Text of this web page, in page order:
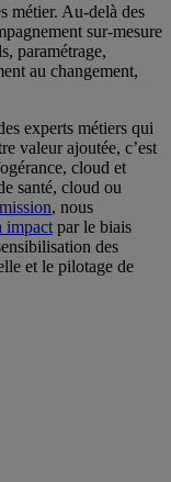
métier. Au-delà des
sur-mesure
paramétrage,
au changement,
experts métiers qui
valeur ajoutée, c’est
cloud et
santé, cloud ou
, nous
impact par le biais
des
et le pilotage de